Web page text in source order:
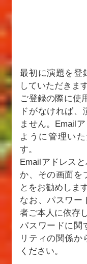
最初に演題を登
していただきます
ご登録の際に使
ドがなければ
ません。Email
ように管理い
す。
Emailアドレス
か、その画面を
とをお勧めします
なお、パスワー
者ご本人に依存
パスワードに関
リティの関係か
ください。